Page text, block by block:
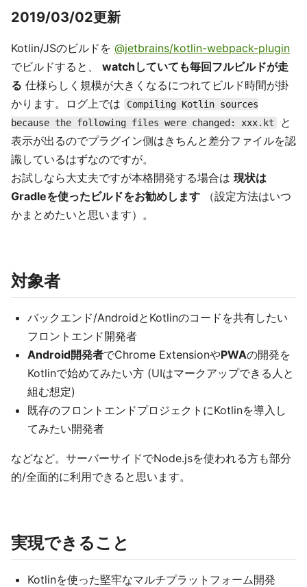
2019/03/02更新
Kotlin/JSのビルドを @jetbrains/kotlin-webpack-plugin
でビルドすると、 watchしていても毎回フルビルドが走
る 仕様らしく規模が大きくなるにつれてビルド時間が掛
かります。ログ上では
Compiling Kotlin sources
because the following files were changed: xxx.kt
と
表示が出るのでプラグイン側はきちんと差分ファイルを認
識しているはずなのですが。
お試しなら大丈夫ですが本格開発する場合は 現状は
Gradleを使ったビルドをお勧めします （設定方法はいつ
かまとめたいと思います）。
対象者
バックエンド/AndroidとKotlinのコードを共有したい
フロントエンド開発者
Android開発者でChrome ExtensionやPWAの開発を
Kotlinで始めてみたい方 (UIはマークアップできる人と
組む想定)
既存のフロントエンドプロジェクトにKotlinを導入し
てみたい開発者
などなど。サーバーサイドでNode.jsを使われる方も部分
的/全面的に利用できると思います。
実現できること
Kotlinを使った堅牢なマルチプラットフォーム開発